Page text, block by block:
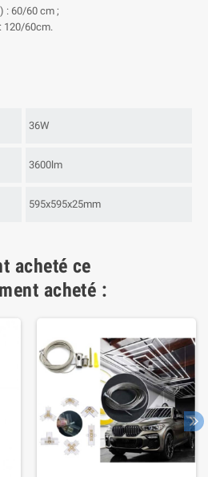
: 60/60 cm ;
: 120/60cm.
36W
3600lm
595x595x25mm
acheté ce
acheté :